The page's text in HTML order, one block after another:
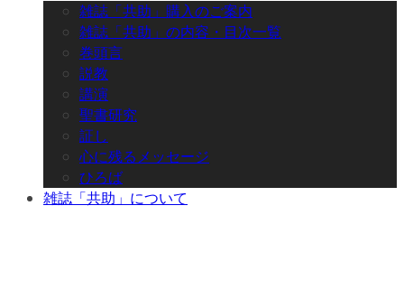
雑誌「共助」購入のご案内
雑誌「共助」の内容・目次一覧
巻頭言
説教
講演
聖書研究
証し
心に残るメッセージ
ひろば
雑誌「共助」について